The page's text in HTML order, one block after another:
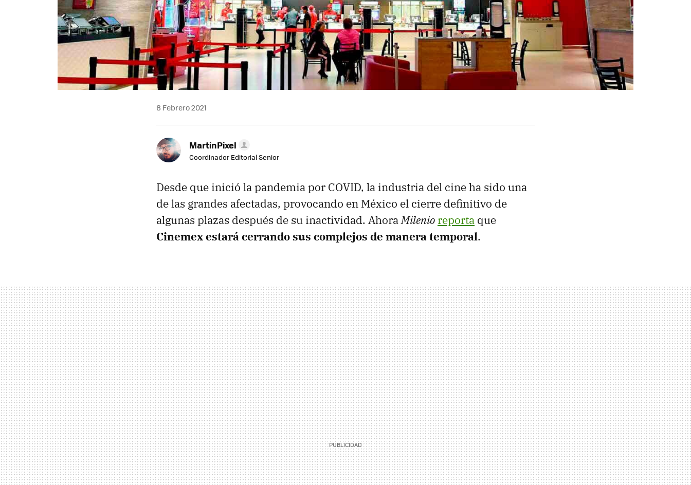
8 Febrero 2021
MartinPixel
Coordinador Editorial Senior
Desde que inició la pandemia por COVID, la industria del cine ha sido una
de las grandes afectadas, provocando en México el cierre definitivo de
algunas plazas después de su inactividad. AhoraMilenio reporta que
Cinemex estará cerrando sus complejos de manera temporal.